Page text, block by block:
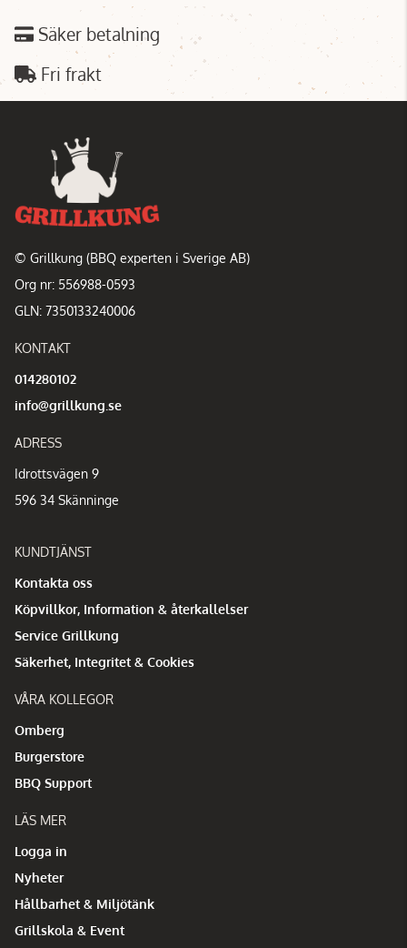
Säker betalning
Fri frakt
© Grillkung (BBQ experten i Sverige AB)
Org nr: 556988-0593
GLN: 7350133240006
KONTAKT
014280102
info@grillkung.se
ADRESS
Idrottsvägen 9
596 34 Skänninge
KUNDTJÄNST
Kontakta oss
Köpvillkor, Information & återkallelser
Service Grillkung
Säkerhet, Integritet & Cookies
VÅRA KOLLEGOR
Omberg
Burgerstore
BBQ Support
LÄS MER
Logga in
Nyheter
Hållbarhet & Miljötänk
Grillskola & Event